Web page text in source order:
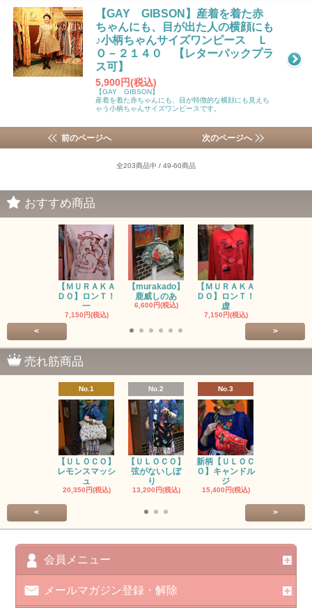
【GAY GIBSON】産着を着た赤
ちゃんにも、目が出た人の横顔にも
♪小柄ちゃんサイズワンピース Ｌ
Ｏ－２１４０ 【レターパックプラ
ス可】
5,900円(税込)
【GAY GIBSON】
産着を着た赤ちゃんにも、目が特徴的な横顔にも見えち
ゃう小柄ちゃんサイズワンピースです。
前のページへ 次のページへ
全203商品中 / 49-60商品
おすすめ商品
【ＭＵＲＡＫＡ
ＤＯ】ロンＴ！
一
7,150円(税込)
【murakado】
鹿威しのあ
6,600円(税込)
【ＭＵＲＡＫＡ
ＤＯ】ロンＴ！
虚
7,150円(税込)
< >
売れ筋商品
No.1
【ＵＬＯＣＯ】
レモンスマッシ
ュ
20,350円(税込)
No.2
【ＵＬＯＣＯ】
弦がないしぼ
り
13,200円(税込)
No.3
新柄【ＵＬＯＣ
Ｏ】キャンドル
ジ
15,400円(税込)
< >
会員メニュー
メールマガジン登録・解除